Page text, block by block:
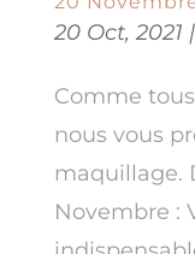
20 Oct, 2021
Comme
nous vous
maquillage.
Novembre :